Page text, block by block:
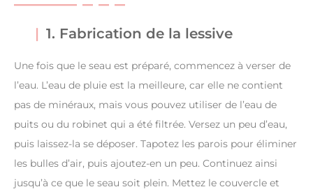
1. Fabrication de la lessive
Une fois que le seau est préparé, commencez à verser de
l’eau. L’eau de pluie est la meilleure, car elle ne contient
pas de minéraux, mais vous pouvez utiliser de l’eau de
puits ou du robinet qui a été filtrée. Versez un peu d’eau,
puis laissez-la se déposer. Tapotez les parois pour éliminer
les bulles d’air, puis ajoutez-en un peu. Continuez ainsi
jusqu’à ce que le seau soit plein. Mettez le couvercle et